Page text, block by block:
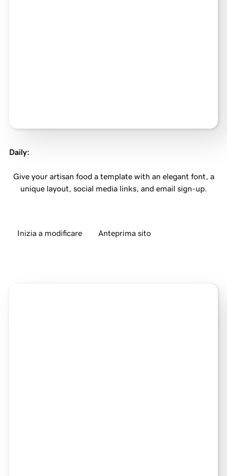
Daily:
Give your artisan food a template with an elegant font, a
unique layout, social media links, and email sign-up.
Inizia a modificare Anteprima sito